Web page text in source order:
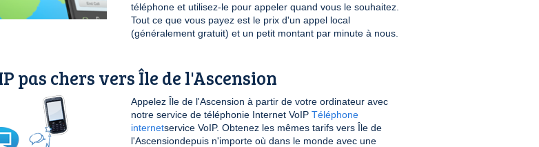
téléphone et utilisez-le pour appeler quand vous le souhaitez.
Tout ce que vous payez est le prix d'un appel local
(généralement gratuit) et un petit montant par minute à nous.
pas chers vers Île de l'Ascension
Appelez Île de l'Ascension à partir de votre ordinateur avec
notre service de téléphonie Internet VoIP Téléphone
internetservice VoIP. Obtenez les mêmes tarifs vers Île de
l'Ascensiondepuis n'importe où dans le monde avec une